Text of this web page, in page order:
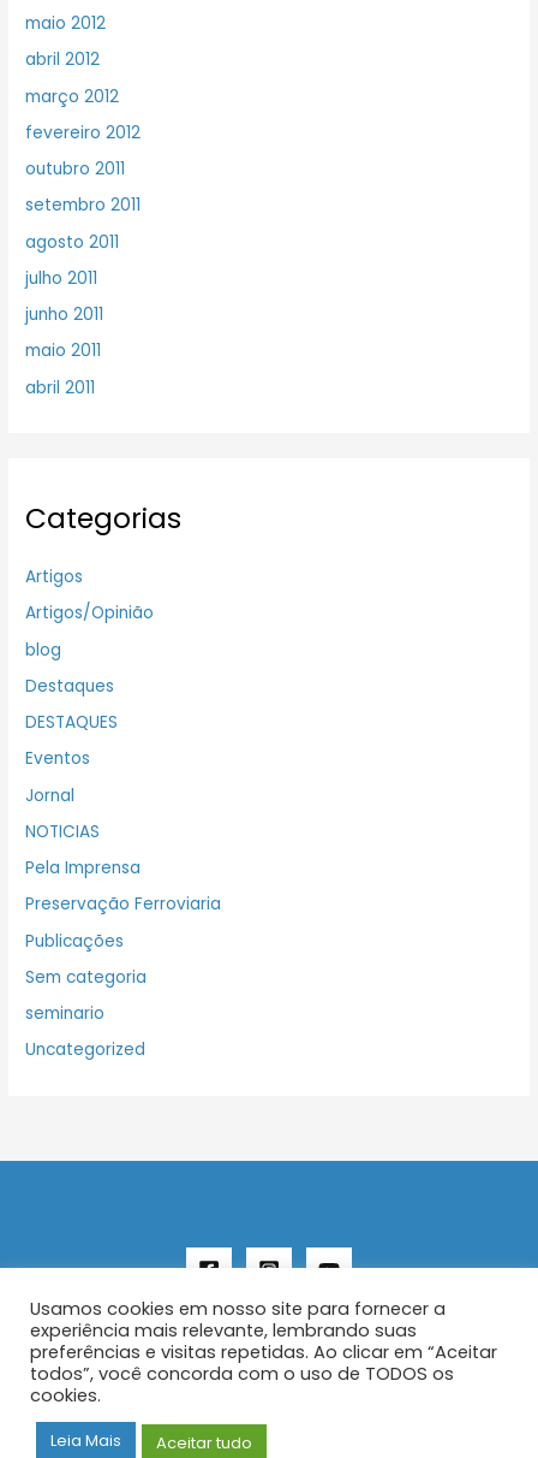
maio 2012
abril 2012
março 2012
fevereiro 2012
outubro 2011
setembro 2011
agosto 2011
julho 2011
junho 2011
maio 2011
abril 2011
Categorias
Artigos
Artigos/Opinião
blog
Destaques
DESTAQUES
Eventos
Jornal
NOTICIAS
Pela Imprensa
Preservação Ferroviaria
Publicações
Sem categoria
seminario
Uncategorized
Copyright © 2026 AENFER
Construído por IurySan
Usamos cookies em nosso site para fornecer a
experiência mais relevante, lembrando suas
preferências e visitas repetidas. Ao clicar em “Aceitar
todos”, você concorda com o uso de TODOS os
cookies.
Leia Mais Aceitar tudo